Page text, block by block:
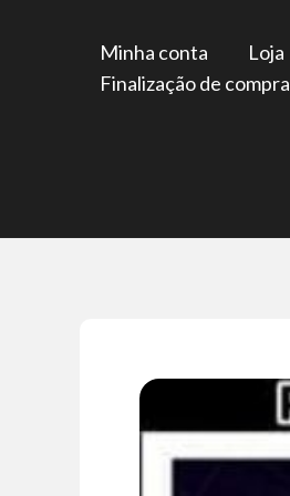
Minha conta Loja
Finalização de compra